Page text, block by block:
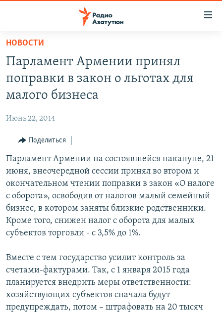
Перейти
основному
содержанию
Перейти
основной
Перейти
поиску
НОВОСТИ
ПОЛИТИКА
ЭКОНОМИКА
РЕГИОН
НАГОРНЫЙ КАРАБАХ
КУЛЬТУРА
СПОРТ
АРХИВ
Հայերեն
English
Русский
Все сайты Радио Азатутюн
НОВОСТИ
Парламент Армении принял
поправки в закон о льготах для
малого бизнеса
Июнь 22, 2014
Поделиться
Парламент Армении на состоявшейся накануне, 21
июня, внеочередной сессии принял во втором и
окончательном чтении поправки в закон «О налоге
с оборота», освободив от налогов малый семейный
бизнес, в котором заняты близкие родственники.
Кроме того, снижен налог с оборота для малых
субъектов торговли - с 3,5% до 1%.
Вместе с тем государство усилит контроль за
счетами-фактурами. Так, с 1 января 2015 года
планируется внедрить меры ответственности:
хозяйствующих субъектов сначала будут
предупреждать, потом – штрафовать на 20 тысяч